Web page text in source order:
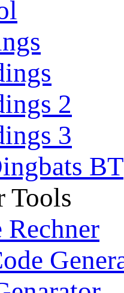
2
3
BT
Tools